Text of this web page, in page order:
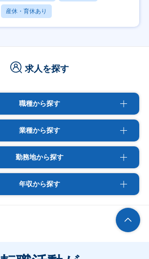
産休・育休あり
求人を探す
職種から探す
業種から探す
勤務地から探す
年収から探す